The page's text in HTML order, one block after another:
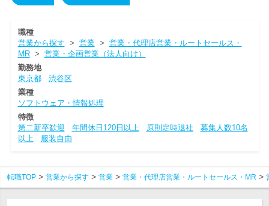
職種
営業から探す > 営業> 営業・代理店営業・ルートセールス・
MR> 営業・企画営業（法人向け）
勤務地
東京都
渋谷区
業種
ソフトウェア・情報処理
特徴
第二新卒歓迎
年間休日120日以上 原則定時退社
募集人数10名
以上
服装自由
転職TOP 営業から探す 営業 営業・代理店営業・ルートセールス・MR